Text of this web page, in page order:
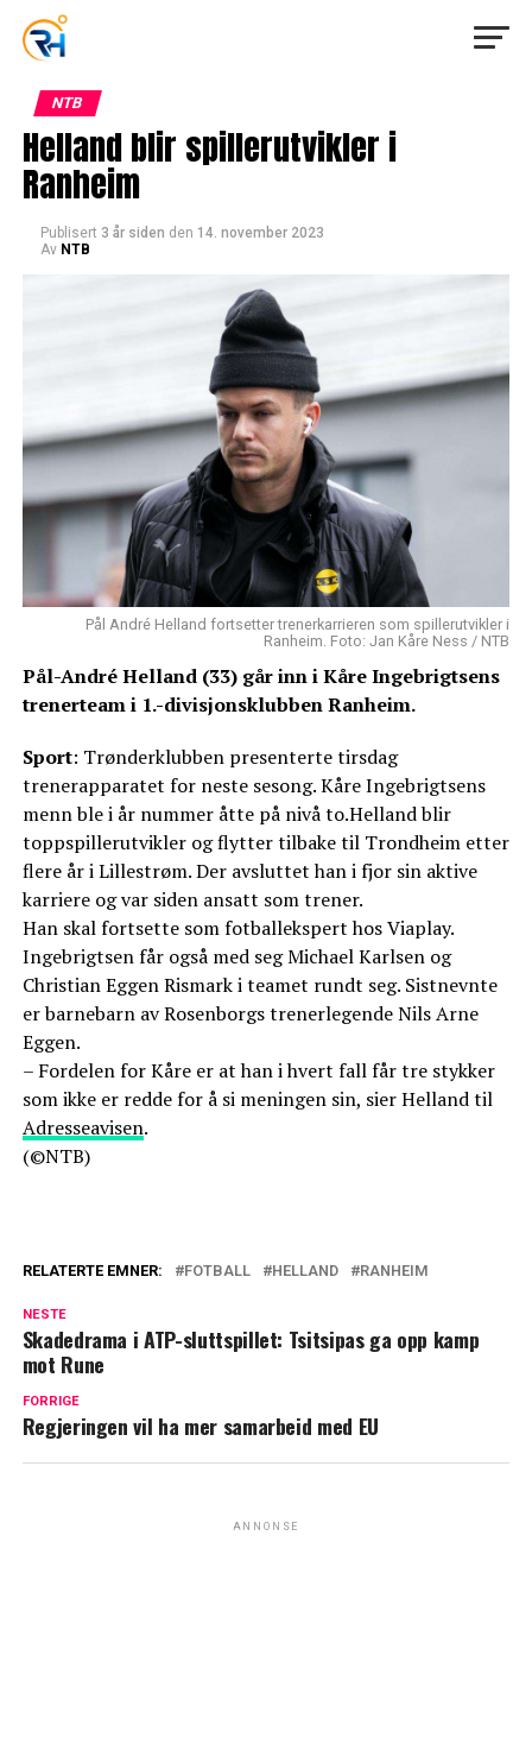
NTB
Helland blir spillerutvikler i
Ranheim
Publisert 3 år siden den 14. november 2023
Av NTB
Pål André Helland fortsetter trenerkarrieren som spillerutvikler i
Ranheim. Foto: Jan Kåre Ness / NTB
Pål-André Helland (33) går inn i Kåre Ingebrigtsens
trenerteam i 1.-divisjonsklubben Ranheim.
Sport: Trønderklubben presenterte tirsdag
trenerapparatet for neste sesong. Kåre Ingebrigtsens
menn ble i år nummer åtte på nivå to.Helland blir
toppspillerutvikler og flytter tilbake til Trondheim etter
flere år i Lillestrøm. Der avsluttet han i fjor sin aktive
karriere og var siden ansatt som trener.
Han skal fortsette som fotballekspert hos Viaplay.
Ingebrigtsen får også med seg Michael Karlsen og
Christian Eggen Rismark i teamet rundt seg. Sistnevnte
er barnebarn av Rosenborgs trenerlegende Nils Arne
Eggen.
– Fordelen for Kåre er at han i hvert fall får tre stykker
som ikke er redde for å si meningen sin, sier Helland til
Adresseavisen.
(©NTB)
RELATERTE EMNER: FOTBALL HELLAND RANHEIM
NESTE
Skadedrama i ATP-sluttspillet: Tsitsipas ga opp kamp
mot Rune
FORRIGE
Regjeringen vil ha mer samarbeid med EU
ANNONSE